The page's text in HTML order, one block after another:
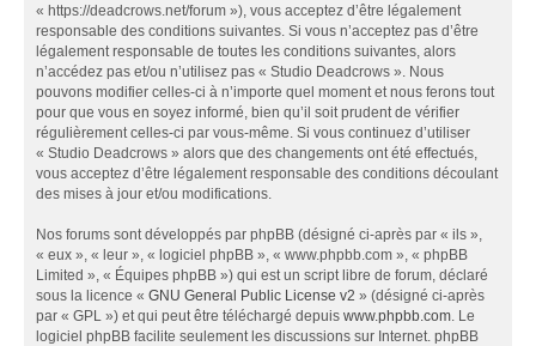
« https://deadcrows.net/forum »), vous acceptez d’être légalement
responsable des conditions suivantes. Si vous n’acceptez pas d’être
légalement responsable de toutes les conditions suivantes, alors
n’accédez pas et/ou n’utilisez pas « Studio Deadcrows ». Nous
pouvons modifier celles-ci à n’importe quel moment et nous ferons tout
pour que vous en soyez informé, bien qu’il soit prudent de vérifier
régulièrement celles-ci par vous-même. Si vous continuez d’utiliser
« Studio Deadcrows » alors que des changements ont été effectués,
vous acceptez d’être légalement responsable des conditions découlant
des mises à jour et/ou modifications.
Nos forums sont développés par phpBB (désigné ci-après par « ils »,
« eux », « leur », « logiciel phpBB », « www.phpbb.com », « phpBB
Limited », « Équipes phpBB ») qui est un script libre de forum, déclaré
sous la licence « GNU General Public License v2 » (désigné ci-après
par « GPL ») et qui peut être téléchargé depuis www.phpbb.com. Le
logiciel phpBB facilite seulement les discussions sur Internet. phpBB